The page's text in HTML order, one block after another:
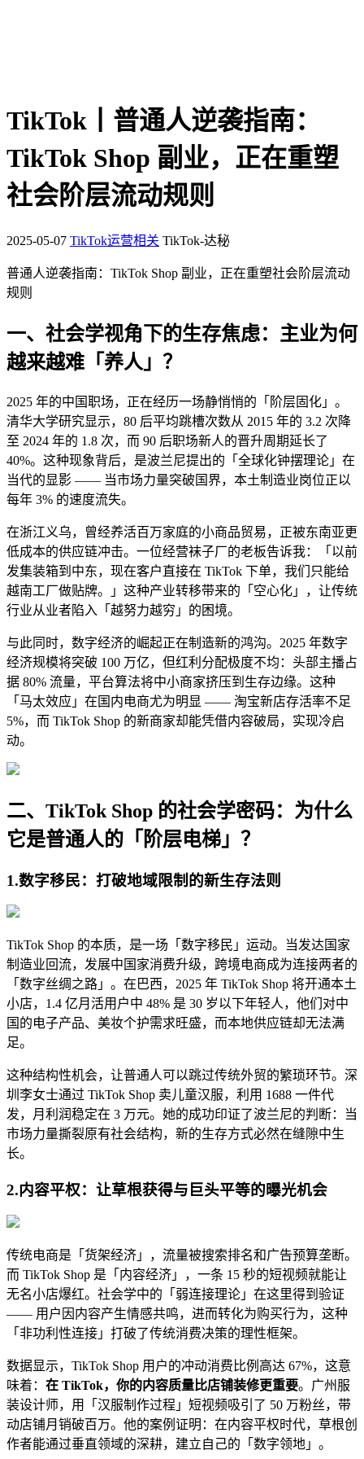
TikTok丨普通人逆袭指南：
TikTok Shop 副业，正在重塑
社会阶层流动规则
2025-05-07 TikTok运营相关 TikTok-达秘
普通人逆袭指南：TikTok Shop 副业，正在重塑社会阶层流动
规则
一、社会学视角下的生存焦虑：主业为何
越来越难「养人」？
2025 年的中国职场，正在经历一场静悄悄的「阶层固化」。
清华大学研究显示，80 后平均跳槽次数从 2015 年的 3.2 次降
至 2024 年的 1.8 次，而 90 后职场新人的晋升周期延长了
40%。这种现象背后，是波兰尼提出的「全球化钟摆理论」在
当代的显影 —— 当市场力量突破国界，本土制造业岗位正以
每年 3% 的速度流失。
在浙江义乌，曾经养活百万家庭的小商品贸易，正被东南亚更
低成本的供应链冲击。一位经营袜子厂的老板告诉我：「以前
发集装箱到中东，现在客户直接在 TikTok 下单，我们只能给
越南工厂做贴牌。」这种产业转移带来的「空心化」，让传统
行业从业者陷入「越努力越穷」的困境。
与此同时，数字经济的崛起正在制造新的鸿沟。2025 年数字
经济规模将突破 100 万亿，但红利分配极度不均：头部主播占
据 80% 流量，平台算法将中小商家挤压到生存边缘。这种
「马太效应」在国内电商尤为明显 —— 淘宝新店存活率不足
5%，而 TikTok Shop 的新商家却能凭借内容破局，实现冷启
动。
二、TikTok Shop 的社会学密码：为什么
它是普通人的「阶层电梯」？
1.数字移民：打破地域限制的新生存法则
TikTok Shop 的本质，是一场「数字移民」运动。当发达国家
制造业回流，发展中国家消费升级，跨境电商成为连接两者的
「数字丝绸之路」。在巴西，2025 年 TikTok Shop 将开通本土
小店，1.4 亿月活用户中 48% 是 30 岁以下年轻人，他们对中
国的电子产品、美妆个护需求旺盛，而本地供应链却无法满
足。
这种结构性机会，让普通人可以跳过传统外贸的繁琐环节。深
圳李女士通过 TikTok Shop 卖儿童汉服，利用 1688 一件代
发，月利润稳定在 3 万元。她的成功印证了波兰尼的判断：当
市场力量撕裂原有社会结构，新的生存方式必然在缝隙中生
长。
2.内容平权：让草根获得与巨头平等的曝光机会
传统电商是「货架经济」，流量被搜索排名和广告预算垄断。
而 TikTok Shop 是「内容经济」，一条 15 秒的短视频就能让
无名小店爆红。社会学中的「弱连接理论」在这里得到验证
—— 用户因内容产生情感共鸣，进而转化为购买行为，这种
「非功利性连接」打破了传统消费决策的理性框架。
数据显示，TikTok Shop 用户的冲动消费比例高达 67%，这意
味着： 在 TikTok，你的内容质量比店铺装修更重要。广州服
装设计师，用「汉服制作过程」短视频吸引了 50 万粉丝，带
动店铺月销破百万。他的案例证明：在内容平权时代，草根创
作者能通过垂直领域的深耕，建立自己的「数字领地」。